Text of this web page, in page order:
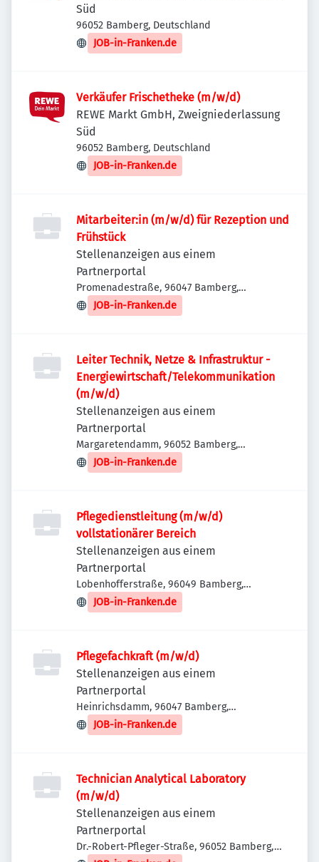
Süd
96052 Bamberg, Deutschland
JOB-in-Franken.de
Verkäufer Frischetheke (m/w/d)
REWE Markt GmbH, Zweigniederlassung
Süd
96052 Bamberg, Deutschland
JOB-in-Franken.de
Mitarbeiter:in (m/w/d) für Rezeption und
Frühstück
Stellenanzeigen aus einem
Partnerportal
Promenadestraße, 96047 Bamberg,
Deutschland
JOB-in-Franken.de
Leiter Technik, Netze & Infrastruktur -
Energiewirtschaft/Telekommunikation
(m/w/d)
Stellenanzeigen aus einem
Partnerportal
Margaretendamm, 96052 Bamberg,
Deutschland
JOB-in-Franken.de
Pflegedienstleitung (m/w/d)
vollstationärer Bereich
Stellenanzeigen aus einem
Partnerportal
Lobenhofferstraße, 96049 Bamberg,
Deutschland
JOB-in-Franken.de
Pflegefachkraft (m/w/d)
Stellenanzeigen aus einem
Partnerportal
Heinrichsdamm, 96047 Bamberg,
Deutschland
JOB-in-Franken.de
Technician Analytical Laboratory
(m/w/d)
Stellenanzeigen aus einem
Partnerportal
Dr.-Robert-Pfleger-Straße, 96052 Bamberg,